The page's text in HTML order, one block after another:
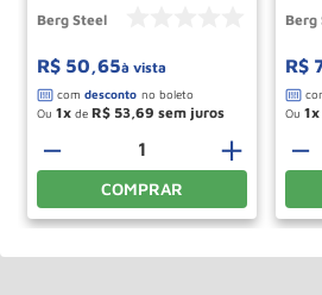
Berg Steel
R$ 50,65à vista
Ou 1 de R$ 53,69
＋
－
COMPRAR
Berg
R$
Ou 1
－